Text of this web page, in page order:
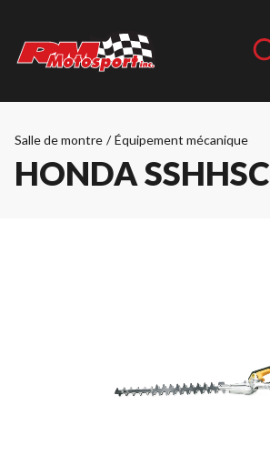
Salle de montre / Équipement mécanique
HONDA SSHHSC